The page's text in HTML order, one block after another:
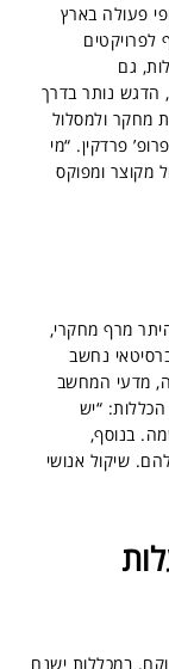
פעולה בארץ
גם
הדגש נותר בדרך
מחקר ולמסלול
פרדקין. “מי
מקוצר ומפוקס
מרף מחקרי,
נחשב
מדעי המחשב
“יש
בנוסף,
שיקול אנושי
במכללות ישנם